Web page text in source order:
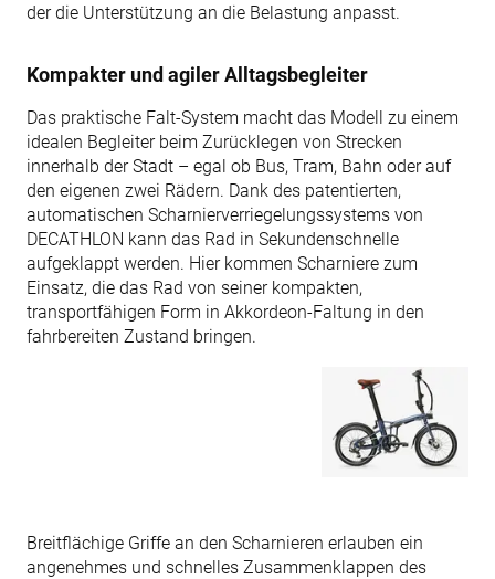
der die Unterstützung an die Belastung anpasst.
Kompakter und agiler Alltagsbegleiter
Das praktische Falt-System macht das Modell zu einem
idealen Begleiter beim Zurücklegen von Strecken
innerhalb der Stadt – egal ob Bus, Tram, Bahn oder auf
den eigenen zwei Rädern. Dank des patentierten,
automatischen Scharnierverriegelungssystems von
DECATHLON kann das Rad in Sekundenschnelle
aufgeklappt werden. Hier kommen Scharniere zum
Einsatz, die das Rad von seiner kompakten,
transportfähigen Form in Akkordeon-Faltung in den
fahrbereiten Zustand bringen.
Breitflächige Griffe an den Scharnieren erlauben ein
angenehmes und schnelles Zusammenklappen des